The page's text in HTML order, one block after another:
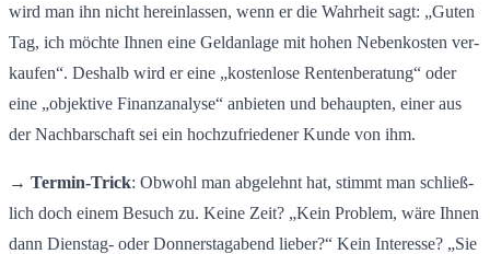
wird man ihn nicht her­ein­las­sen, wenn er die Wahr­heit sagt: „Guten
Tag, ich möch­te Ihnen eine Geld­an­la­ge mit hohen Ne­ben­kos­ten ver­
kau­fen“. Des­halb wird er eine „kos­ten­lo­se Ren­ten­be­ra­tung“ oder
eine „ob­jek­ti­ve Fi­nanz­ana­ly­se“ an­bie­ten und be­haup­ten, einer aus
der Nach­bar­schaft sei ein hoch­zu­frie­de­ner Kunde von ihm.
→ Ter­min-Trick: Ob­wohl man ab­ge­lehnt hat, stimmt man schlie­ß­
lich doch einem Be­such zu. Keine Zeit? „Kein Pro­blem, wäre Ihnen
dann Diens­tag- oder Don­ners­tag­abend lie­ber?“ Kein In­ter­es­se? „Sie